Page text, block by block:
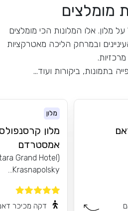
מומלצים
על מלון. אלו המלונות הכי מומלצים
ובמרחק הליכה מאטרקציות
מרכזיות.
בתמונות, ביקורות ועוד...
מלון
מלון
אמסטרדם
Grand Hotel
Krasnapolsky...
דקה מכיכר